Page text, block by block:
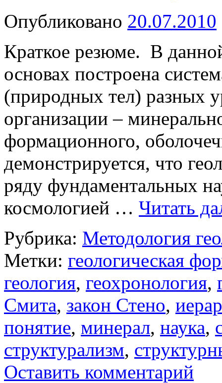
Опубликовано 20.07.2010
Краткое резюме. В
основах построена
(природных тел) разных
организации –
формационного,
демонстрируется, что
ряду фундаментальных
космологией … Читать
Рубрика: Методология
Метки: геологическая
геология, геохронология,
Смита, закон Стено,
понятие, минерал, наука,
структурализм,
Оставить комментарий